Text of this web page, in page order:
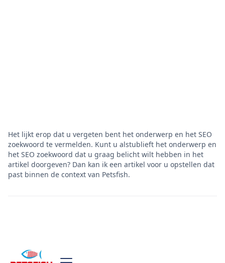
Het lijkt erop dat u vergeten bent het onderwerp en het SEO
zoekwoord te vermelden. Kunt u alstublieft het onderwerp en
het SEO zoekwoord dat u graag belicht wilt hebben in het
artikel doorgeven? Dan kan ik een artikel voor u opstellen dat
past binnen de context van Petsfish.